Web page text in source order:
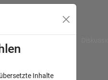
Inhalte